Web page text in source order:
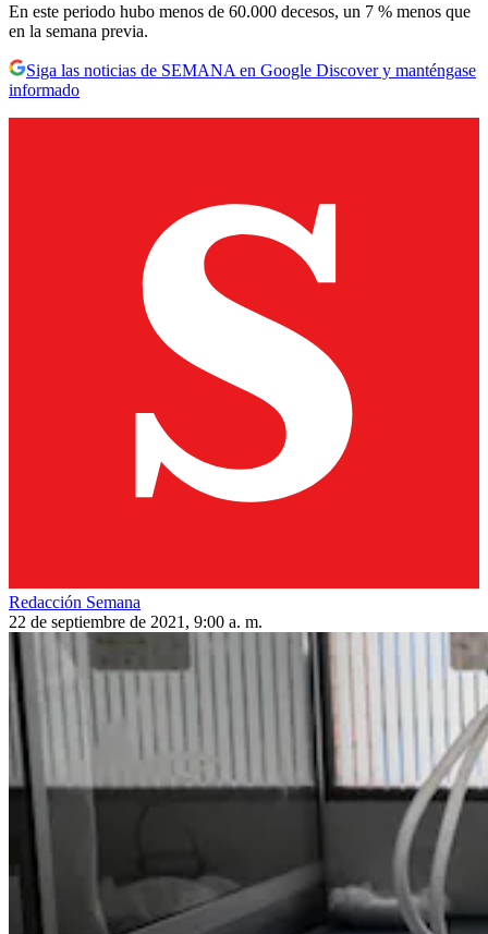
En este periodo hubo menos de 60.000 decesos, un 7 % menos que
en la semana previa.
Siga las noticias de SEMANA en Google Discover y manténgase
informado
Redacción Semana
22 de septiembre de 2021, 9:00 a. m.